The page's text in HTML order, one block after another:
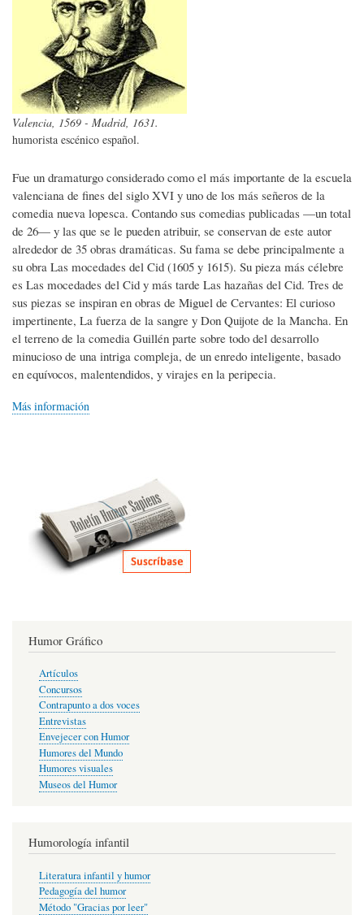
Valencia, 1569 - Madrid, 1631.
humorista escénico español.
Fue un dramaturgo considerado como el más importante de la escuela
valenciana de fines del siglo XVI y uno de los más señeros de la
comedia nueva lopesca. Contando sus comedias publicadas —un total
de 26— y las que se le pueden atribuir, se conservan de este autor
alrededor de 35 obras dramáticas. Su fama se debe principalmente a
su obra Las mocedades del Cid (1605 y 1615). Su pieza más célebre
es Las mocedades del Cid y más tarde Las hazañas del Cid. Tres de
sus piezas se inspiran en obras de Miguel de Cervantes: El curioso
impertinente, La fuerza de la sangre y Don Quijote de la Mancha. En
el terreno de la comedia Guillén parte sobre todo del desarrollo
minucioso de una intriga compleja, de un enredo inteligente, basado
en equívocos, malentendidos, y virajes en la peripecia.
Más información
Humor Gráfico
Artículos
Concursos
Contrapunto a dos voces
Entrevistas
Envejecer con Humor
Humores del Mundo
Humores visuales
Museos del Humor
Humorología infantil
Literatura infantil y humor
Pedagogía del humor
Método "Gracias por leer"